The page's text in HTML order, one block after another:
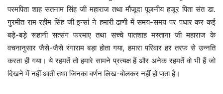
परमपिता शाह सतनाम सिंह जी महाराज तथा मौजूदा पूजनीय हजूर पिता संत डा.
गुरमीत राम रहीम सिंह जी इन्सां ने हमारी ढाणी में समय-समय पर पधार कर कई
बड़े-बड़े रूहानी सत्संग फरमाए तथा सच्चे पातशाह मस्ताना जी महाराज के
वचनानुसार जैसे-जैसे रंगाराम बड़ा होता गया, हमारा परिवार हर तरफ से उन्नति
करता ही गया। ये रहमतें तो हमारे सामने प्रत्यक्ष हैं और अनेक रहमतें वो भी हैं जो
दिखने में नहीं आती तथा जिनका वर्णन लिख-बोलकर नहीं हो पाता है।